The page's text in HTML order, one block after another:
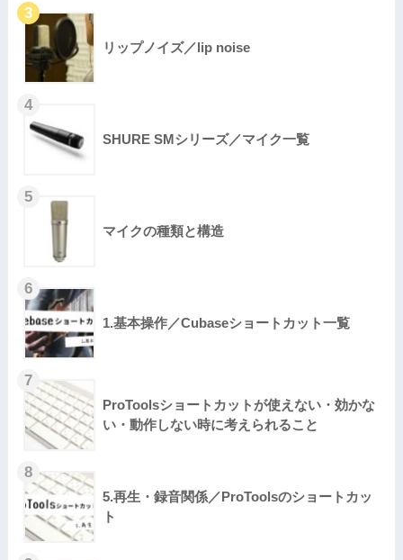
リップノイズ／lip noise
SHURE SMシリーズ／マイク一覧
マイクの種類と構造
1.基本操作／Cubaseショートカット一覧
ProToolsショートカットが使えない・効かな
い・動作しない時に考えられること
5.再生・録音関係／ProToolsのショートカッ
ト